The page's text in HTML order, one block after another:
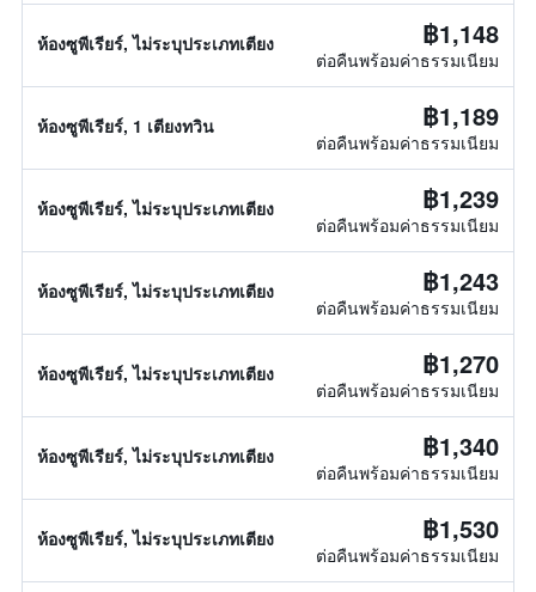
ห้องซูพีเรียร์, ไม่ระบุประเภทเตียง ฿1,148
ต่อคืนพร้อมค่าธรรมเนียม
ห้องซูพีเรียร์, 1 เตียงทวิน ฿1,189
ต่อคืนพร้อมค่าธรรมเนียม
ห้องซูพีเรียร์, ไม่ระบุประเภทเตียง ฿1,239
ต่อคืนพร้อมค่าธรรมเนียม
ห้องซูพีเรียร์, ไม่ระบุประเภทเตียง ฿1,243
ต่อคืนพร้อมค่าธรรมเนียม
ห้องซูพีเรียร์, ไม่ระบุประเภทเตียง ฿1,270
ต่อคืนพร้อมค่าธรรมเนียม
ห้องซูพีเรียร์, ไม่ระบุประเภทเตียง ฿1,340
ต่อคืนพร้อมค่าธรรมเนียม
ห้องซูพีเรียร์, ไม่ระบุประเภทเตียง ฿1,530
ต่อคืนพร้อมค่าธรรมเนียม